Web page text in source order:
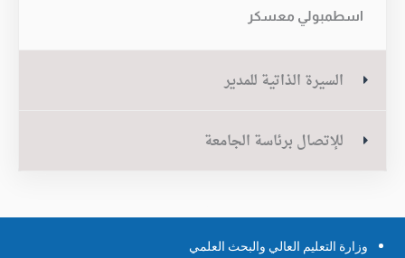
اسطمبولي معسكر
السيرة الذاتية للمدير
للإتصال برئاسة الجامعة
وزارة التعليم العالي والبحث العلمي